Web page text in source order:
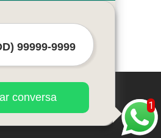
1
conversa